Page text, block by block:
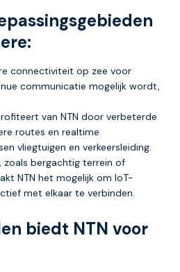
connectiviteit op zee voor
communicatie mogelijk wordt,
van NTN door verbeterde
routes en realtime
vliegtuigen en verkeersleiding.
zoals bergachtig terrein of
NTN het mogelijk om IoT-
met elkaar te verbinden.
biedt NTN voor